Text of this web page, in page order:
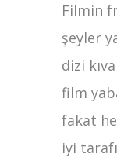
Filmin
şeyler
dizi
film
fakat
iyi